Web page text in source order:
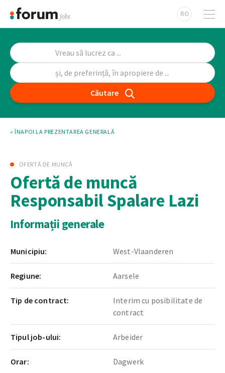
RO
Căutare
« ÎNAPOI LA PREZENTAREA GENERALĂ
OFERTĂ DE MUNCĂ
Ofertă de muncă
Responsabil Spalare Lazi
Informații generale
Municipiu: West-Vlaanderen
Regiune: Aarsele
Tip de contract:
Interim cu posibilitate de
contract
Tipul job-ului: Arbeider
Orar: Dagwerk